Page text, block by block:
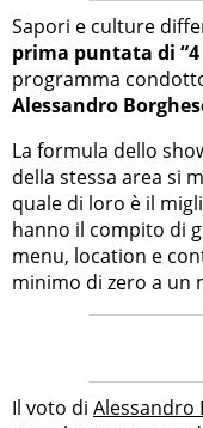
Sapori e culture
prima puntata di
programma
Alessandro
La formula dello
della stessa area si
quale di loro è il
hanno il compito di
menu, location e
minimo di zero a un
Il voto di Alessandro